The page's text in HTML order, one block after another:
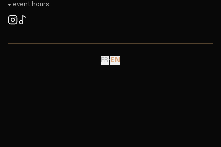
+ event hours
FR · EN